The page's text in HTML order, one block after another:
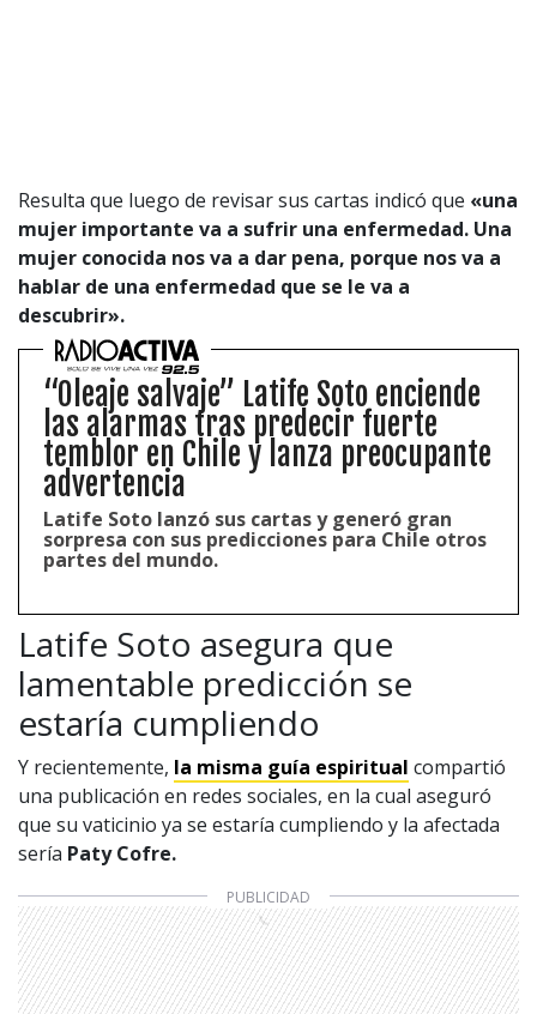
Resulta que luego de revisar sus cartas indicó que «una
mujer importante va a sufrir una enfermedad. Una
mujer conocida nos va a dar pena, porque nos va a
hablar de una enfermedad que se le va a
descubrir».
“Oleaje salvaje” Latife Soto enciende
las alarmas tras predecir fuerte
temblor en Chile y lanza preocupante
advertencia
Latife Soto lanzó sus cartas y generó gran
sorpresa con sus predicciones para Chile otros
partes del mundo.
Latife Soto asegura que
lamentable predicción se
estaría cumpliendo
Y recientemente, la misma guía espiritual compartió
una publicación en redes sociales, en la cual aseguró
que su vaticinio ya se estaría cumpliendo y la afectada
sería Paty Cofre.